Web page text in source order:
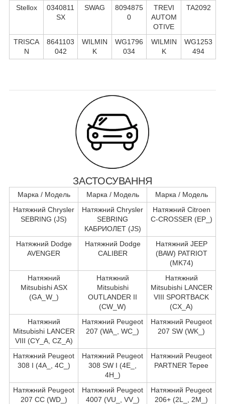
Stellox
0340811
SX
SWAG
8094875
0
TREVI
AUTOM
OTIVE
TA2092
TRISCA
N
8641103
042
WILMIN
K
WG1796
034
WILMIN
K
WG1253
494
ЗАСТОСУВАННЯ
Марка / Модель Марка / Модель
Марка / Модель
Натяжний Chrysler
SEBRING (JS)
Натяжний Chrysler
SEBRING
КАБРИОЛЕТ (JS)
Натяжний Citroen
C-CROSSER (EP_)
Натяжний Dodge
AVENGER
Натяжний Dodge
CALIBER
Натяжний JEEP
(BAW) PATRIOT
(MK74)
Натяжний
Mitsubishi ASX
(GA_W_)
Натяжний
Mitsubishi
OUTLANDER II
(CW_W)
Натяжний
Mitsubishi LANCER
VIII SPORTBACK
(CX_A)
Натяжний
Mitsubishi LANCER
VIII (CY_A, CZ_A)
Натяжний Peugeot
207 (WA_, WC_)
Натяжний Peugeot
207 SW (WK_)
Натяжний Peugeot
308 I (4A_, 4C_)
Натяжний Peugeot
308 SW I (4E_,
4H_)
Натяжний Peugeot
PARTNER Tepee
Натяжний Peugeot
207 CC (WD_)
Натяжний Peugeot
4007 (VU_, VV_)
Натяжний Peugeot
206+ (2L_, 2M_)